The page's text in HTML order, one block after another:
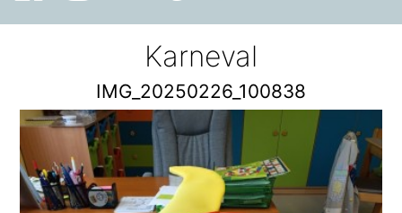
Karneval
IMG_20250226_100838